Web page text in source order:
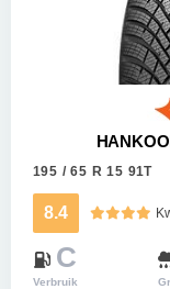
195 / 65 R 15 91T
8.4
C
Verbruik